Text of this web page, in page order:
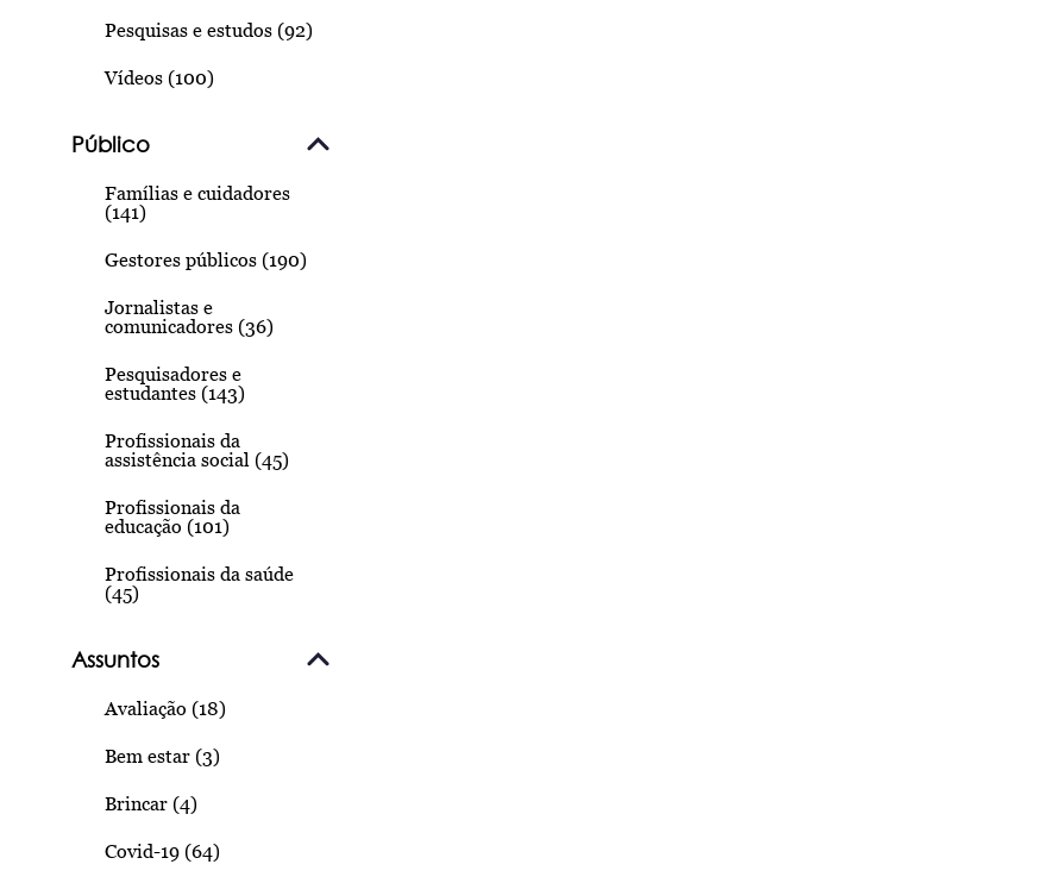
Pesquisas e estudos (92)
Vídeos (100)
Público
Famílias e cuidadores
(141)
Gestores públicos (190)
Jornalistas e
comunicadores (36)
Pesquisadores e
estudantes (143)
Profissionais da
assistência social (45)
Profissionais da
educação (101)
Profissionais da saúde
(45)
Assuntos
Avaliação (18)
Bem estar (3)
Brincar (4)
Covid-19 (64)